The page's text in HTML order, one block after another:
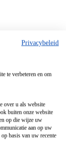
Privacybeleid
te verbeteren en om
over u als website
buiten onze website
op die wijze uw
aan op uw
basis van uw recente